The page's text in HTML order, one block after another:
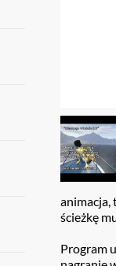
animacja,
ścieżkę
Program